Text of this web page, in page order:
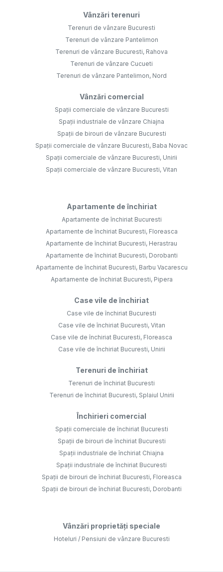
Vânzări terenuri
Terenuri de vânzare Bucuresti
Terenuri de vânzare Pantelimon
Terenuri de vânzare Bucuresti, Rahova
Terenuri de vânzare Cucueti
Terenuri de vânzare Pantelimon, Nord
Vânzări comercial
Spații comerciale de vânzare Bucuresti
Spații industriale de vânzare Chiajna
Spații de birouri de vânzare Bucuresti
Spații comerciale de vânzare Bucuresti, Baba Novac
Spații comerciale de vânzare Bucuresti, Unirii
Spații comerciale de vânzare Bucuresti, Vitan
Apartamente de închiriat
Apartamente de închiriat Bucuresti
Apartamente de închiriat Bucuresti, Floreasca
Apartamente de închiriat Bucuresti, Herastrau
Apartamente de închiriat Bucuresti, Dorobanti
Apartamente de închiriat Bucuresti, Barbu Vacarescu
Apartamente de închiriat Bucuresti, Pipera
Case vile de închiriat
Case vile de închiriat Bucuresti
Case vile de închiriat Bucuresti, Vitan
Case vile de închiriat Bucuresti, Floreasca
Case vile de închiriat Bucuresti, Unirii
Terenuri de închiriat
Terenuri de închiriat Bucuresti
Terenuri de închiriat Bucuresti, Splaiul Unirii
Închirieri comercial
Spații comerciale de închiriat Bucuresti
Spații de birouri de închiriat Bucuresti
Spații industriale de închiriat Chiajna
Spații industriale de închiriat Bucuresti
Spații de birouri de închiriat Bucuresti, Floreasca
Spații de birouri de închiriat Bucuresti, Dorobanti
Vânzări proprietăți speciale
Hoteluri / Pensiuni de vânzare Bucuresti